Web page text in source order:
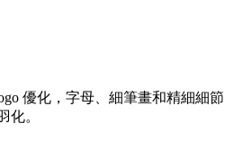
優化，字母、細筆畫和精細細節
化。